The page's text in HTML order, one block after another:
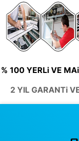
% 100 YERLi VE
2 YIL GARANTi